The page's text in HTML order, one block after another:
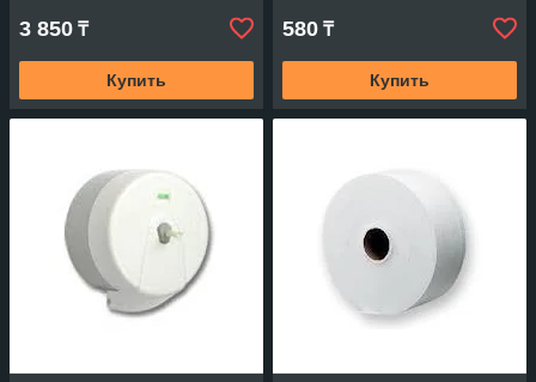
3 850 ₸
Купить
580 ₸
Купить